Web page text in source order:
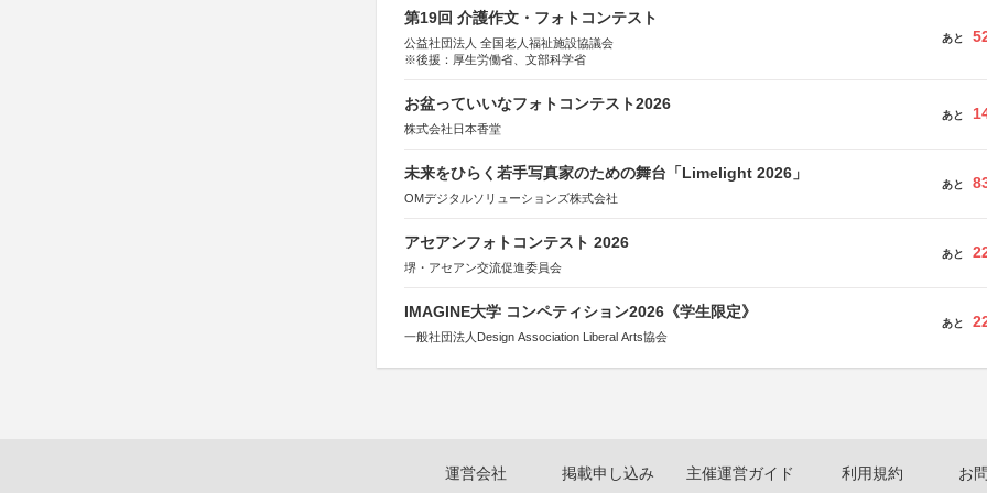
第19回 介護作文・フォトコンテスト
公益社団法人 全国老人福祉施設協議会
※後援：厚生労働省、文部科学省
あと
お盆っていいなフォトコンテスト2026
株式会社日本香堂
あと
未来をひらく若手写真家のための舞台「Limelight 2026」
OMデジタルソリューションズ株式会社
あと
アセアンフォトコンテスト 2026
堺・アセアン交流促進委員会
あと
IMAGINE大学 コンペティション2026《学生限定》
一般社団法人Design Association Liberal Arts協会
あと
運営会社 掲載申し込み 主催運営ガイド 利用規約 お